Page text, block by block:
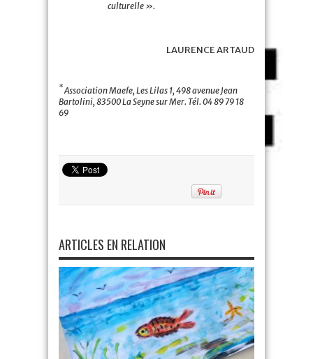
culturelle ».
LAURENCE ARTAUD
*Association Maefe, Les Lilas 1, 498 avenue Jean
Bartolini, 83500 La Seyne sur Mer. Tél. 04 89 79 18
69
ARTICLES EN RELATION